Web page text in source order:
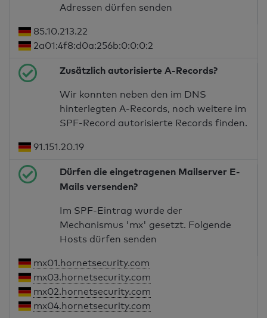
Adressen dürfen senden
85.10.213.22
2a01:4f8:d0a:256b:0:0:0:2
Zusätzlich autorisierte A-Records?
Wir konnten neben den im DNS
hinterlegten A-Records, noch weitere im
SPF-Record autorisierte Records finden.
91.151.20.19
Dürfen die eingetragenen Mailserver E-
Mails versenden?
Im SPF-Eintrag wurde der
Mechanismus 'mx' gesetzt. Folgende
Hosts dürfen senden
mx01.hornetsecurity.com
mx03.hornetsecurity.com
mx02.hornetsecurity.com
mx04.hornetsecurity.com